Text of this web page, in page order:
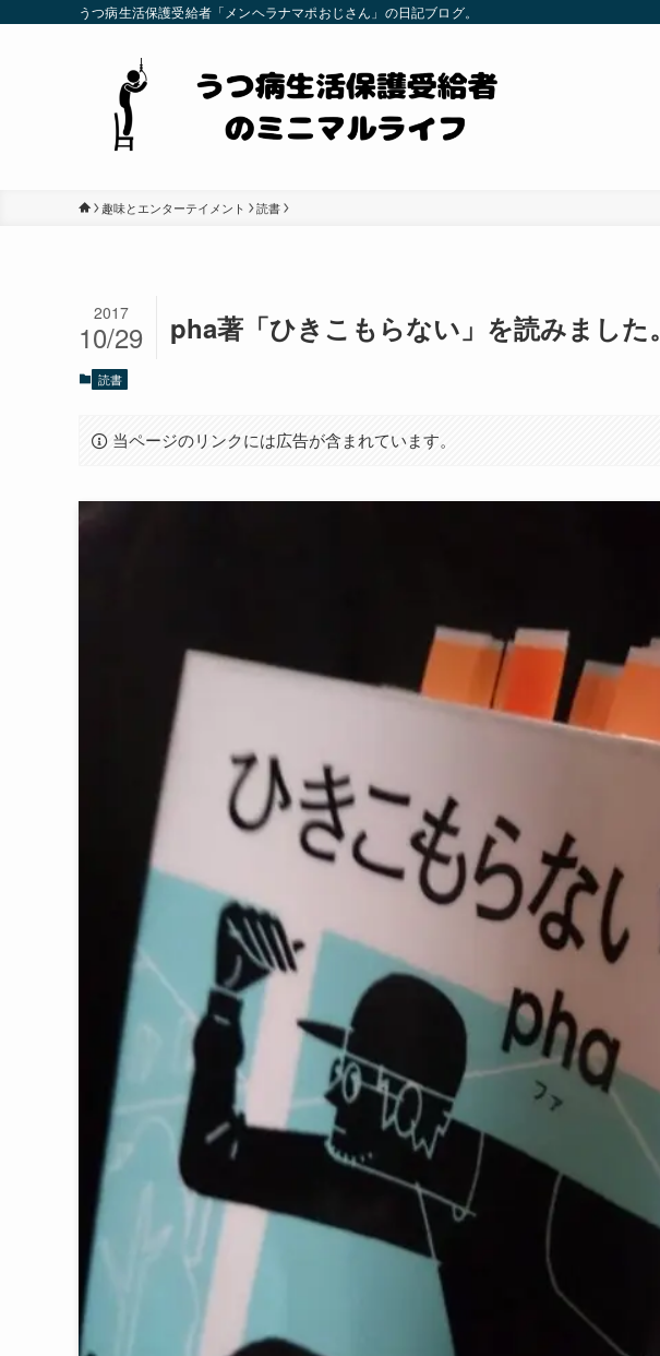
うつ病生活保護受給者「メンヘラナマポおじさん」の日記ブログ。
趣味とエンターテイメント 読書
pha著「ひきこもらない」を読みました。
2017
10/29
読書
当ページのリンクには広告が含まれています。